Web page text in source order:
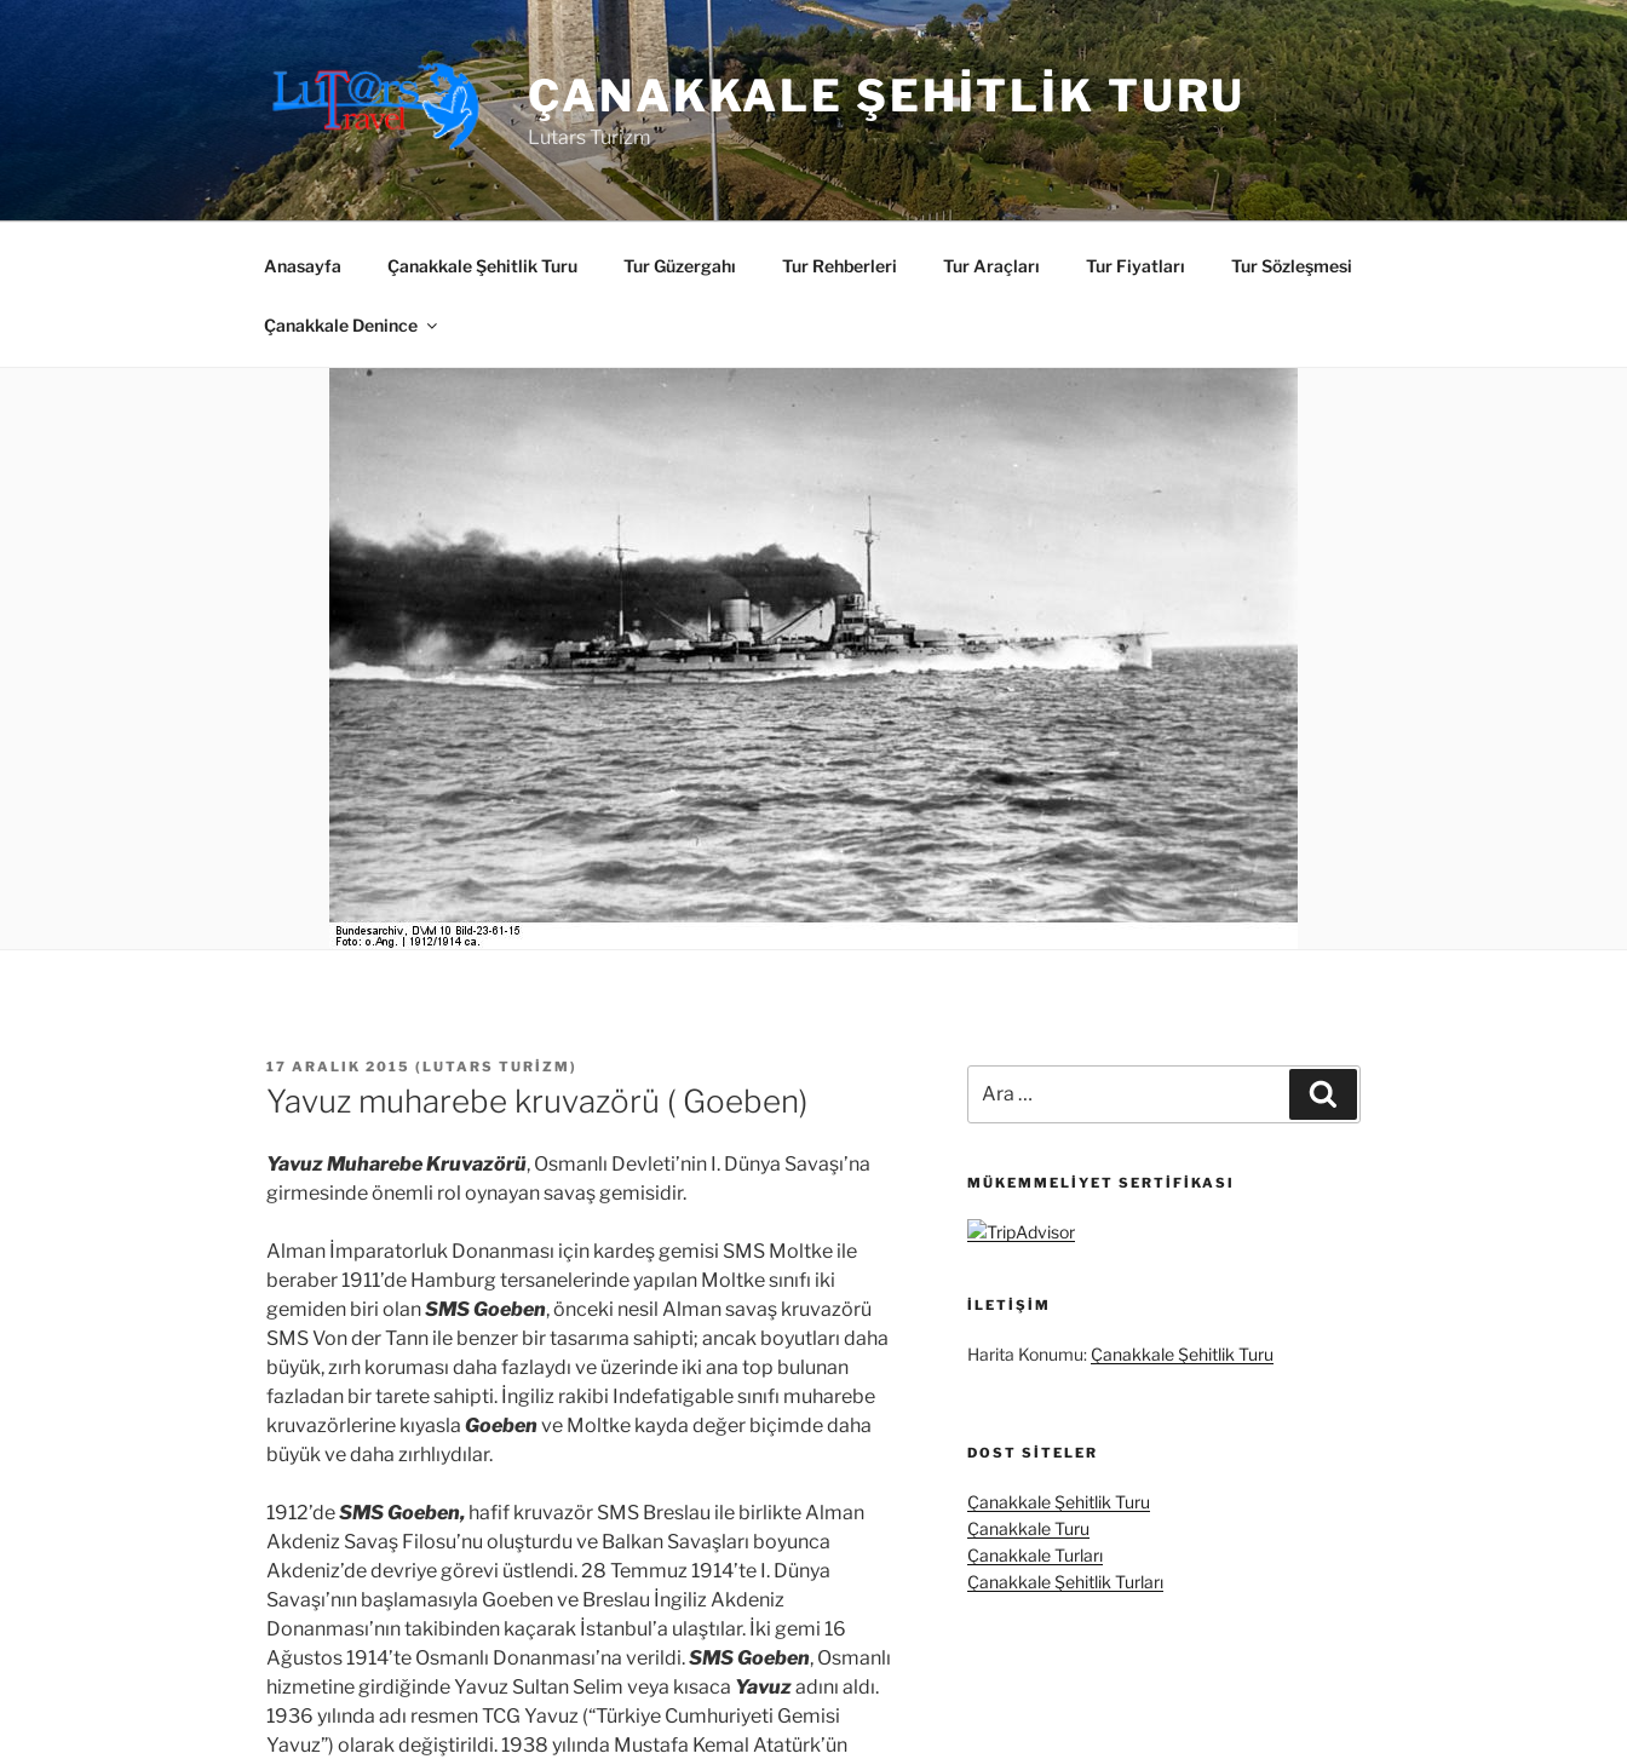
ÇANAKKALE ŞEHITLIK TURU
Lutars Turizm
Anasayfa Çanakkale Şehitlik Turu Tur Güzergahı Tur Rehberleri Tur Araçları Tur Fiyatları Tur Sözleşmesi
Çanakkale Denince
YAYIM
TARIHI
17 ARALIK 2015 ( LUTARS TURIZM )
Yavuz muharebe kruvazörü ( Goeben)
Yavuz Muharebe Kruvazörü, Osmanlı Devleti’nin I. Dünya Savaşı’na
girmesinde önemli rol oynayan savaş gemisidir.
Alman İmparatorluk Donanması için kardeş gemisi SMS Moltke ile
beraber 1911’de Hamburg tersanelerinde yapılan Moltke sınıfı iki
gemiden biri olanSMS Goeben, önceki nesil Alman savaş kruvazörü
SMS Von der Tann ile benzer bir tasarıma sahipti; ancak boyutları daha
büyük, zırh koruması daha fazlaydı ve üzerinde iki ana top bulunan
fazladan bir tarete sahipti. İngiliz rakibi Indefatigable sınıfı muharebe
kruvazörlerine kıyasla Goebenve Moltke kayda değer biçimde daha
büyük ve daha zırhlıydılar.
1912’deSMS Goeben, hafif kruvazör SMS Breslau ile birlikte Alman
Akdeniz Savaş Filosu’nu oluşturdu ve Balkan Savaşları boyunca
Akdeniz’de devriye görevi üstlendi. 28 Temmuz 1914’te I. Dünya
Savaşı’nın başlamasıyla Goeben ve Breslau İngiliz Akdeniz
Donanması’nın takibinden kaçarak İstanbul’a ulaştılar. İki gemi 16
Ağustos 1914’te Osmanlı Donanması’na verildi.SMS Goeben, Osmanlı
hizmetine girdiğinde Yavuz Sultan Selim veya kısaca Yavuzadını aldı.
1936 yılında adı resmen TCG Yavuz (“Türkiye Cumhuriyeti Gemisi
Yavuz”) olarak değiştirildi. 1938 yılında Mustafa Kemal Atatürk’ün
MÜKEMMELIYET SERTIFIKASI
İLETIŞIM
Harita Konumu: Çanakkale Şehitlik Turu
DOST SITELER
Çanakkale Şehitlik Turu
Çanakkale Turu
Çanakkale Turları
Çanakkale Şehitlik Turları